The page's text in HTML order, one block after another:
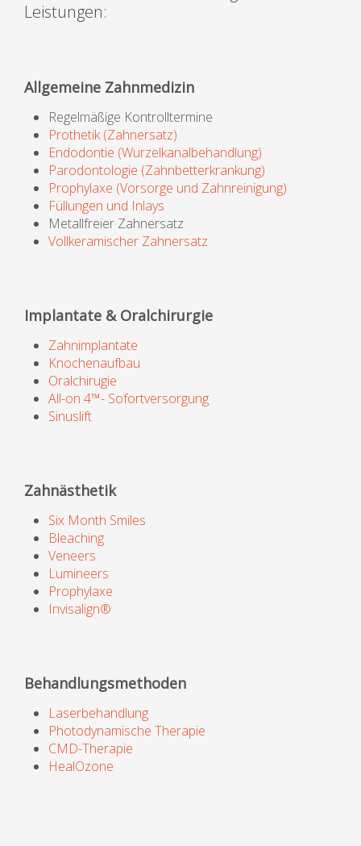
Leistungen:
Allgemeine Zahnmedizin
Regelmäßige Kontrolltermine
Prothetik (Zahnersatz)
Endodontie (Wurzelkanalbehandlung)
Parodontologie (Zahnbetterkrankung)
Prophylaxe (Vorsorge und Zahnreinigung)
Füllungen und Inlays
Metallfreier Zahnersatz
Vollkeramischer Zahnersatz
Implantate & Oralchirurgie
Zahnimplantate
Knochenaufbau
Oralchirugie
All-on 4™- Sofortversorgung
Sinuslift
Zahnästhetik
Six Month Smiles
Bleaching
Veneers
Lumineers
Prophylaxe
Invisalign®
Behandlungsmethoden
Laserbehandlung
Photodynamische Therapie
CMD-Therapie
HealOzone